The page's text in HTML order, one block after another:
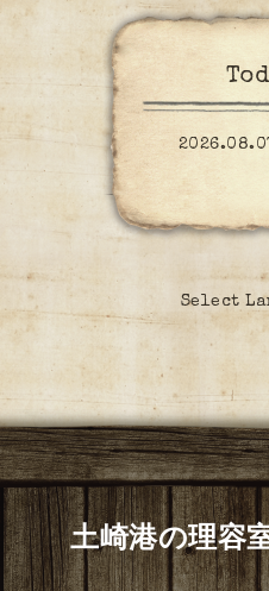
Select
土崎港の理